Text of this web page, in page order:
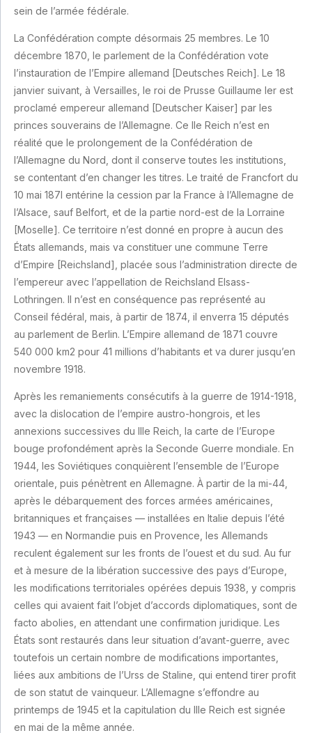
sein de l’armée fédérale.
La Confédération compte désormais 25 membres. Le 10
décembre 1870, le parlement de la Confédération vote
l’instauration de l’Empire allemand [Deutsches Reich]. Le 18
janvier suivant, à Versailles, le roi de Prusse Guillaume Ier est
proclamé empereur allemand [Deutscher Kaiser] par les
princes souverains de l’Allemagne. Ce IIe Reich n’est en
réalité que le prolongement de la Confédération de
l’Allemagne du Nord, dont il conserve toutes les institutions,
se contentant d’en changer les titres. Le traité de Francfort du
10 mai 187l entérine la cession par la France à l’Allemagne de
l’Alsace, sauf Belfort, et de la partie nord-est de la Lorraine
[Moselle]. Ce territoire n’est donné en propre à aucun des
États allemands, mais va constituer une commune Terre
d’Empire [Reichsland], placée sous l’administration directe de
l’empereur avec l’appellation de Reichsland Elsass-
Lothringen. Il n’est en conséquence pas représenté au
Conseil fédéral, mais, à partir de 1874, il enverra 15 députés
au parlement de Berlin. L’Empire allemand de 1871 couvre
540 000 km2 pour 41 millions d’habitants et va durer jusqu’en
novembre 1918.
Après les remaniements consécutifs à la guerre de 1914-1918,
avec la dislocation de l’empire austro-hongrois, et les
annexions successives du IIIe Reich, la carte de l’Europe
bouge profondément après la Seconde Guerre mondiale. En
1944, les Soviétiques conquièrent l’ensemble de l’Europe
orientale, puis pénètrent en Allemagne. À partir de la mi-44,
après le débarquement des forces armées américaines,
britanniques et françaises — installées en Italie depuis l’été
1943 — en Normandie puis en Provence, les Allemands
reculent également sur les fronts de l’ouest et du sud. Au fur
et à mesure de la libération successive des pays d’Europe,
les modifications territoriales opérées depuis 1938, y compris
celles qui avaient fait l’objet d’accords diplomatiques, sont de
facto abolies, en attendant une confirmation juridique. Les
États sont restaurés dans leur situation d’avant-guerre, avec
toutefois un certain nombre de modifications importantes,
liées aux ambitions de l’Urss de Staline, qui entend tirer profit
de son statut de vainqueur. L’Allemagne s’effondre au
printemps de 1945 et la capitulation du IIIe Reich est signée
en mai de la même année.